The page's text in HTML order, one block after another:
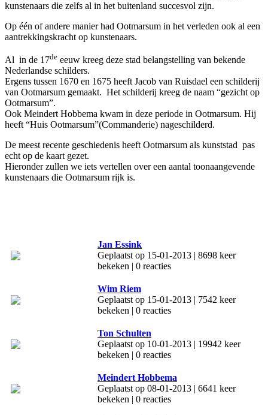
kunstenaars die zelfs al in het buitenland succesvol zijn.
Op één of andere manier had Ootmarsum in het verleden ook al een
aantrekkingskracht op kunstenaars.
Al in de 17de eeuw kreeg deze stad belangstelling van bekende
Nederlandse schilders.
Ergens tussen 1670 en 1675 heeft Jacob van Ruisdael een schilderij
van Ootmarsum gemaakt. Het schilderij kreeg de naam “gezicht op
Ootmarsum”.
Ook Meindert Hobbema kwam in deze periode in Ootmarsum. Hij
heeft “Huis Ootmarsum”(Commanderie) nageschilderd.
De meest recente geschiedenis heeft Ootmarsum als kunststad pas
echt op de kaart gezet.
Hieronder zullen we iets vertellen over een aantal toonaangevende
kunstenaars die Ootmarsum rijk is.
Jan Essink
Geplaatst op 15-01-2013 | 8698 keer
bekeken | 0 reacties
Wim Riem
Geplaatst op 15-01-2013 | 7542 keer
bekeken | 0 reacties
Ton Schulten
Geplaatst op 10-01-2013 | 19942 keer
bekeken | 0 reacties
Meindert Hobbema
Geplaatst op 08-01-2013 | 6641 keer
bekeken | 0 reacties